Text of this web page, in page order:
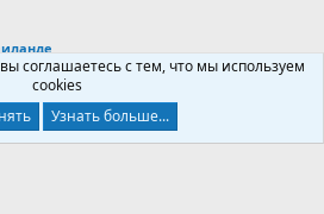
Политика конфиденциальности
соглашаетесь с тем, что мы используем
cookies
Узнать больше...